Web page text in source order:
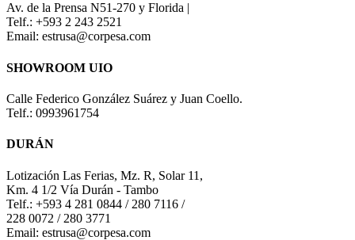
Av. de la Prensa N51-270 y Florida |
Telf.: +593 2 243 2521
Email: estrusa@corpesa.com
SHOWROOM UIO
Calle Federico González Suárez y Juan Coello.
Telf.: 0993961754
DURÁN
Lotización Las Ferias, Mz. R, Solar 11,
Km. 4 1/2 Vía Durán - Tambo
Telf.: +593 4 281 0844 / 280 7116 /
228 0072 / 280 3771
Email: estrusa@corpesa.com